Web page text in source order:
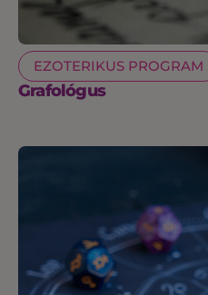
EZOTERIKUS PROGRAM
Grafológus